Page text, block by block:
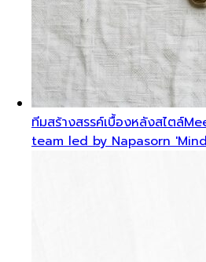
ทีมสร้างสรรค์เบื้องหลังสไตล์
team led by Napasorn